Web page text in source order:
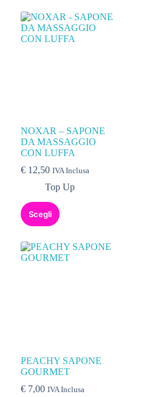
NOXAR – SAPONE
DA MASSAGGIO
CON LUFFA
€ 12,50 IVA Inclusa
Top Up
Scegli
PEACHY SAPONE
GOURMET
€ 7,00 IVA Inclusa